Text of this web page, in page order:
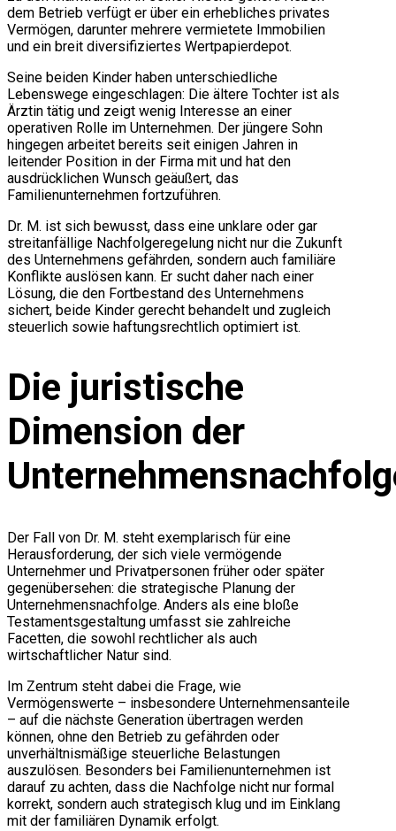
dem Betrieb verfügt er über ein erhebliches privates
Vermögen, darunter mehrere vermietete Immobilien
und ein breit diversifiziertes Wertpapierdepot.
Seine beiden Kinder haben unterschiedliche
Lebenswege eingeschlagen: Die ältere Tochter ist als
Ärztin tätig und zeigt wenig Interesse an einer
operativen Rolle im Unternehmen. Der jüngere Sohn
hingegen arbeitet bereits seit einigen Jahren in
leitender Position in der Firma mit und hat den
ausdrücklichen Wunsch geäußert, das
Familienunternehmen fortzuführen.
Dr. M. ist sich bewusst, dass eine unklare oder gar
streitanfällige Nachfolgeregelung nicht nur die Zukunft
des Unternehmens gefährden, sondern auch familiäre
Konflikte auslösen kann. Er sucht daher nach einer
Lösung, die den Fortbestand des Unternehmens
sichert, beide Kinder gerecht behandelt und zugleich
steuerlich sowie haftungsrechtlich optimiert ist.
Die juristische
Dimension der
Der Fall von Dr. M. steht exemplarisch für eine
Herausforderung, der sich viele vermögende
Unternehmer und Privatpersonen früher oder später
gegenübersehen: die strategische Planung der
Unternehmensnachfolge. Anders als eine bloße
Testamentsgestaltung umfasst sie zahlreiche
Facetten, die sowohl rechtlicher als auch
wirtschaftlicher Natur sind.
Im Zentrum steht dabei die Frage, wie
Vermögenswerte – insbesondere Unternehmensanteile
– auf die nächste Generation übertragen werden
können, ohne den Betrieb zu gefährden oder
unverhältnismäßige steuerliche Belastungen
auszulösen. Besonders bei Familienunternehmen ist
darauf zu achten, dass die Nachfolge nicht nur formal
korrekt, sondern auch strategisch klug und im Einklang
mit der familiären Dynamik erfolgt.